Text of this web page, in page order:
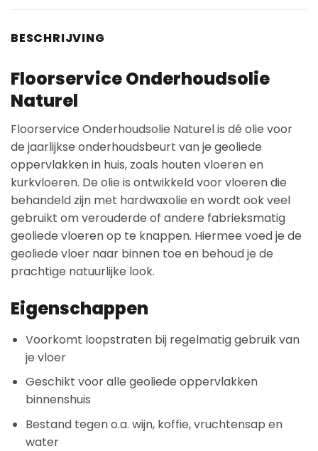
BESCHRIJVING
Floorservice Onderhoudsolie
Naturel
Floorservice Onderhoudsolie Naturel is dé olie voor
de jaarlijkse onderhoudsbeurt van je geoliede
oppervlakken in huis, zoals houten vloeren en
kurkvloeren. De olie is ontwikkeld voor vloeren die
behandeld zijn met hardwaxolie en wordt ook veel
gebruikt om verouderde of andere fabrieksmatig
geoliede vloeren op te knappen. Hiermee voed je de
geoliede vloer naar binnen toe en behoud je de
prachtige natuurlijke look.
Eigenschappen
Voorkomt loopstraten bij regelmatig gebruik van
je vloer
Geschikt voor alle geoliede oppervlakken
binnenshuis
Bestand tegen o.a. wijn, koffie, vruchtensap en
water